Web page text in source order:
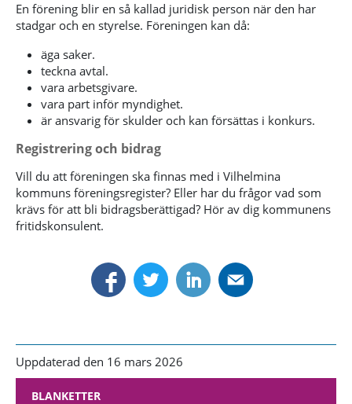
En förening blir en så kallad juridisk person när den har
stadgar och en styrelse. Föreningen kan då:
äga saker.
teckna avtal.
vara arbetsgivare.
vara part inför myndighet.
är ansvarig för skulder och kan försättas i konkurs.
Registrering och bidrag
Vill du att föreningen ska finnas med i Vilhelmina
kommuns föreningsregister? Eller har du frågor vad som
krävs för att bli bidragsberättigad? Hör av dig kommunens
fritidskonsulent.
Uppdaterad den 16 mars 2026
BLANKETTER